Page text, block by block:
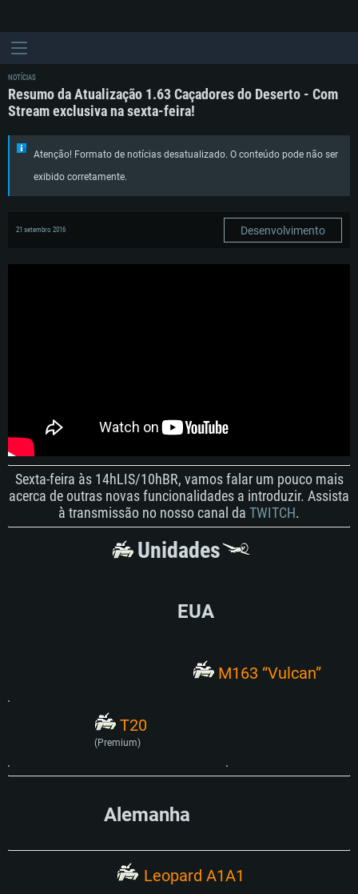
NOTÍCIAS
Resumo da Atualização 1.63 Caçadores do Deserto - Com
Stream exclusiva na sexta-feira!
Atenção! Formato de notícias desatualizado. O conteúdo pode não ser
exibido corretamente.
21 setembro 2016 Desenvolvimento
Sexta-feira às 14hLIS/10hBR, vamos falar um pouco mais
acerca de outras novas funcionalidades a introduzir. Assista
à transmissão no nosso canal da TWITCH.
Unidades
EUA
M163 “Vulcan”
T20
(Premium)
Alemanha
Leopard A1A1